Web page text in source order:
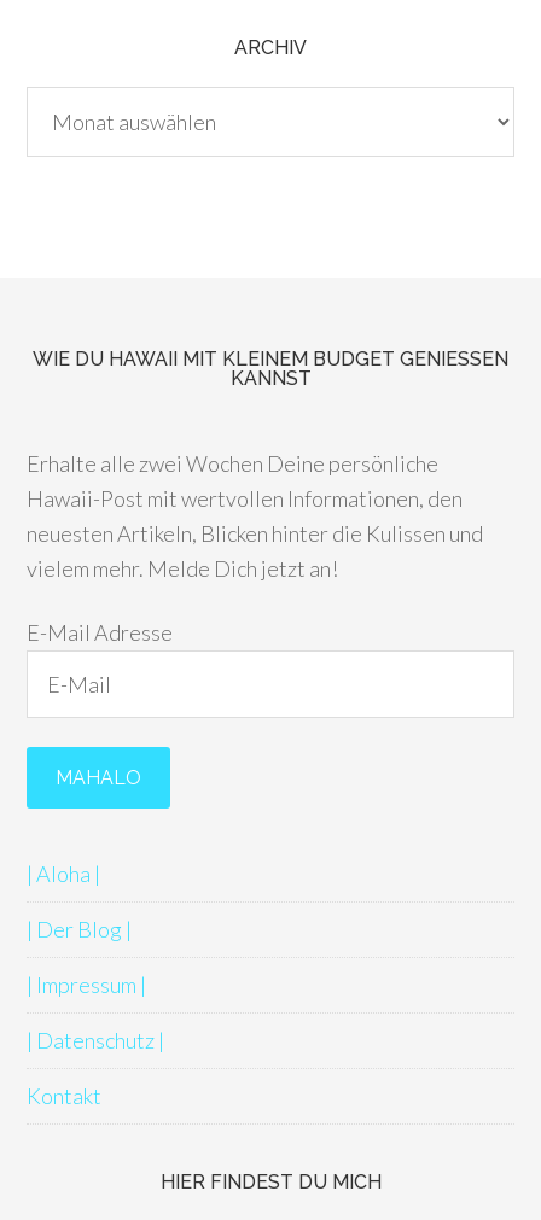
ARCHIV
WIE DU HAWAII MIT KLEINEM BUDGET GENIESSEN K
ANNST
Erhalte alle zwei Wochen Deine persönliche
Hawaii-Post mit wertvollen Informationen, den
neuesten Artikeln, Blicken hinter die Kulissen und
vielem mehr. Melde Dich jetzt an!
E-Mail Adresse
| Aloha |
| Der Blog |
| Impressum |
| Datenschutz |
Kontakt
HIER FINDEST DU MICH